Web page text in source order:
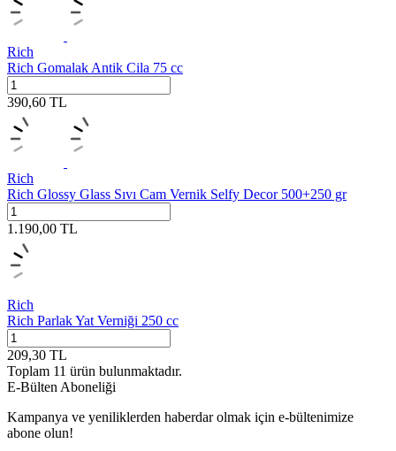
Rich
Rich Gomalak Antik Cila 75 cc
390,60 TL
Rich
Rich Glossy Glass Sıvı Cam Vernik Selfy Decor 500+250 gr
1.190,00 TL
Rich
Rich Parlak Yat Verniği 250 cc
209,30 TL
Toplam 11 ürün bulunmaktadır.
E-Bülten Aboneliği
Kampanya ve yeniliklerden haberdar olmak için e-bültenimize
abone olun!